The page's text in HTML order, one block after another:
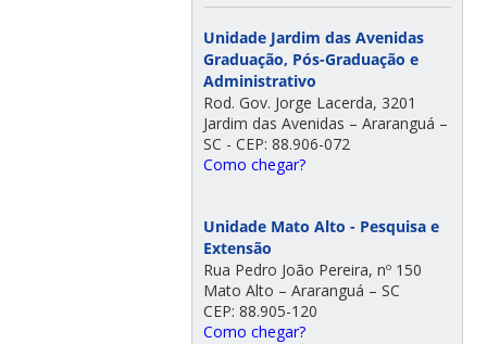
Unidade Jardim das Avenidas
Graduação, Pós-Graduação e
Administrativo
Rod. Gov. Jorge Lacerda, 3201
Jardim das Avenidas – Araranguá –
SC - CEP: 88.906-072
Como chegar?
Unidade Mato Alto - Pesquisa e
Extensão
Rua Pedro João Pereira, nº 150
Mato Alto – Araranguá – SC
CEP: 88.905-120
Como chegar?